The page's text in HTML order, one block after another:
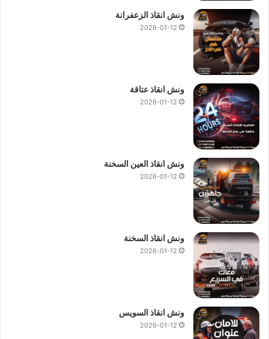
ونش انقاذ الزعفرانة
2026-01-12
ونش انقاذ عتاقة
2026-01-12
ونش انقاذ العين السخنة
2026-01-12
ونش انقاذ السخنة
2026-01-12
ونش انقاذ السويس
2026-01-12